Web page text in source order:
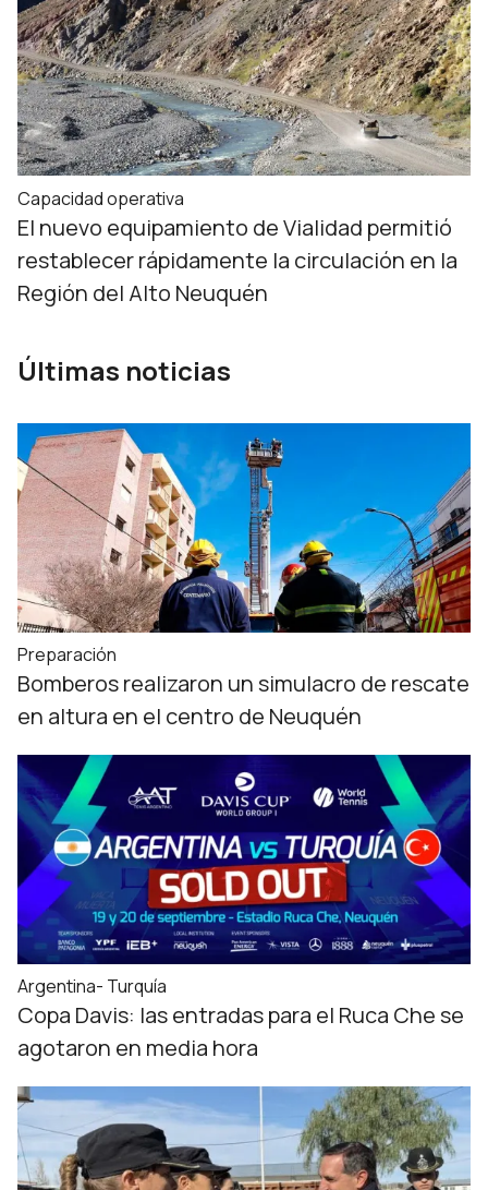
Capacidad operativa
El nuevo equipamiento de Vialidad permitió
restablecer rápidamente la circulación en la
Región del Alto Neuquén
Últimas noticias
Preparación
Bomberos realizaron un simulacro de rescate
en altura en el centro de Neuquén
Argentina- Turquía
Copa Davis: las entradas para el Ruca Che se
agotaron en media hora